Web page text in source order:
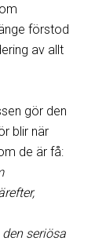
förstod
av allt
gör den
blir när
de är få:
seriösa